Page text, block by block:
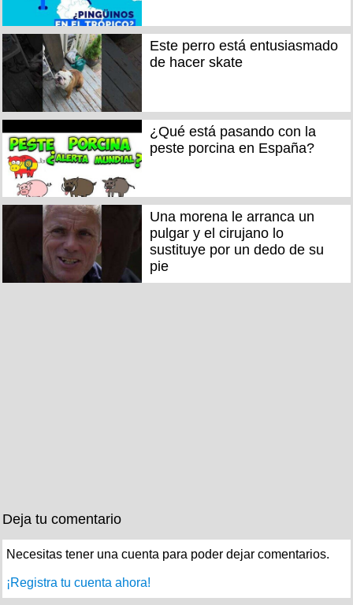
Este perro está entusiasmado
de hacer skate
¿Qué está pasando con la
peste porcina en España?
Una morena le arranca un
pulgar y el cirujano lo
sustituye por un dedo de su
pie
Deja tu comentario
Necesitas tener una cuenta para poder dejar comentarios.
¡Registra tu cuenta ahora!